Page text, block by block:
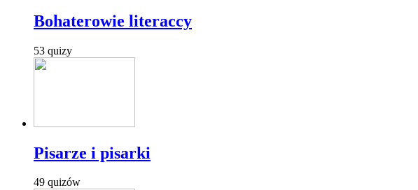
Bohaterowie literaccy
53 quizy
Pisarze i pisarki
49 quizów